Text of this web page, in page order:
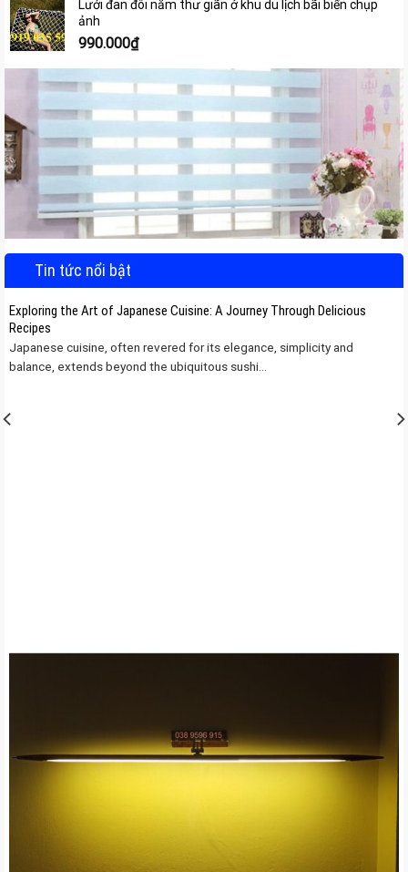
Lưới đan đôi nằm thư giãn ở khu du lịch bãi biển chụp
ảnh
990.000₫
Tin tức nổi bật
Exploring the Art of Japanese Cuisine: A Journey Through Delicious
Recipes
Japanese cuisine, often revered for its elegance, simplicity and
balance, extends beyond the ubiquitous sushi...